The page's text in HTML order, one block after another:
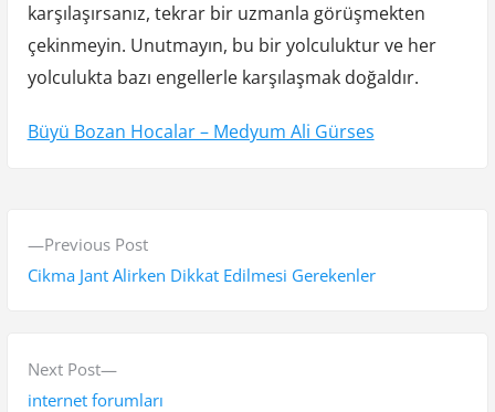
karşılaşırsanız, tekrar bir uzmanla görüşmekten
çekinmeyin. Unutmayın, bu bir yolculuktur ve her
yolculukta bazı engellerle karşılaşmak doğaldır.
Büyü Bozan Hocalar – Medyum Ali Gürses
Previous PostP
r
o
Cikma Jant Alirken Dikkat Edilmesi Gerekenler
Next Post
N
e
internet forumları